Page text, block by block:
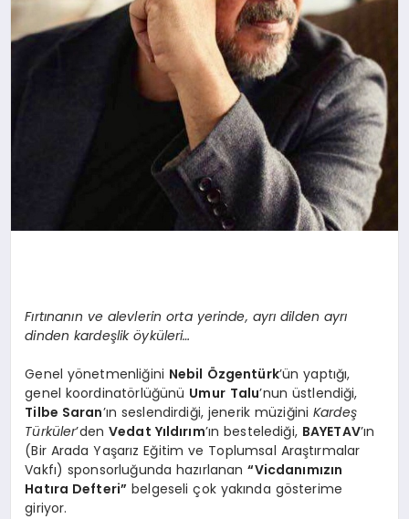
Fırtınanın ve alevlerin orta yerinde, ayrı dilden ayrı
dinden kardeşlik öyküleri…
Genel yönetmenliğini Nebil Özgentürk’ün yaptığı,
genel koordinatörlüğünü Umur Talu’nun üstlendiği,
Tilbe Saran’ın seslendirdiği, jenerik müziğiniKardeş
Türküler’den Vedat Yıldırım’ın bestelediği, BAYETAV’ın
(Bir Arada Yaşarız Eğitim ve Toplumsal Araştırmalar
Vakfı) sponsorluğunda hazırlanan“Vicdanımızın
Hatıra Defteri” belgeseli çok yakında gösterime
giriyor.